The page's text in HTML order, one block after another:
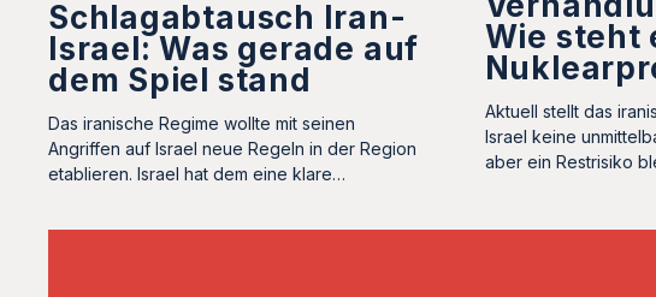
Schlagabtausch Iran-
Israel: Was gerade auf
dem Spiel stand
Das iranische Regime wollte mit seinen
Angriffen auf Israel neue Regeln in der Region
etablieren. Israel hat dem eine klare…
Wie steht
Aktuell stellt das
Israel keine
aber ein Restrisiko